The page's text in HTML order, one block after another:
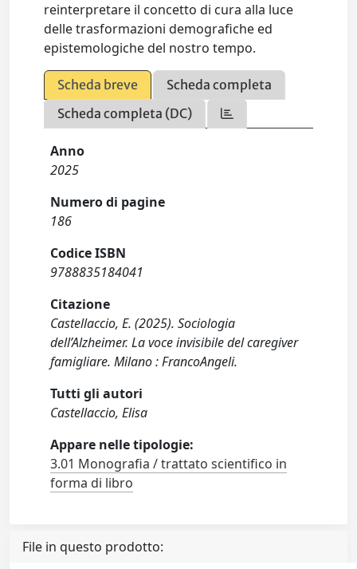
reinterpretare il concetto di cura alla luce
delle trasformazioni demografiche ed
epistemologiche del nostro tempo.
Scheda breve
Scheda completa
Scheda completa (DC)
Anno
2025
Numero di pagine
186
Codice ISBN
9788835184041
Citazione
Castellaccio, E. (2025). Sociologia
dell’Alzheimer. La voce invisibile del caregiver
famigliare. Milano : FrancoAngeli.
Tutti gli autori
Castellaccio, Elisa
Appare nelle tipologie:
3.01 Monografia / trattato scientifico in
forma di libro
File in questo prodotto: